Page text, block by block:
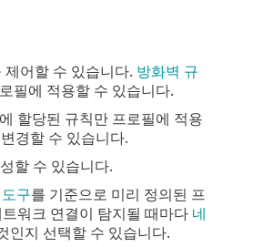
어할 수 있습니다. 방화벽 규
필에 적용할 수 있습니다.
할당된 규칙만 프로필에 적용
경할 수 있습니다.
할 수 있습니다.
구를 기준으로 미리 정의된 프
워크 연결이 탐지될 때마다 네
인지 선택할 수 있습니다.